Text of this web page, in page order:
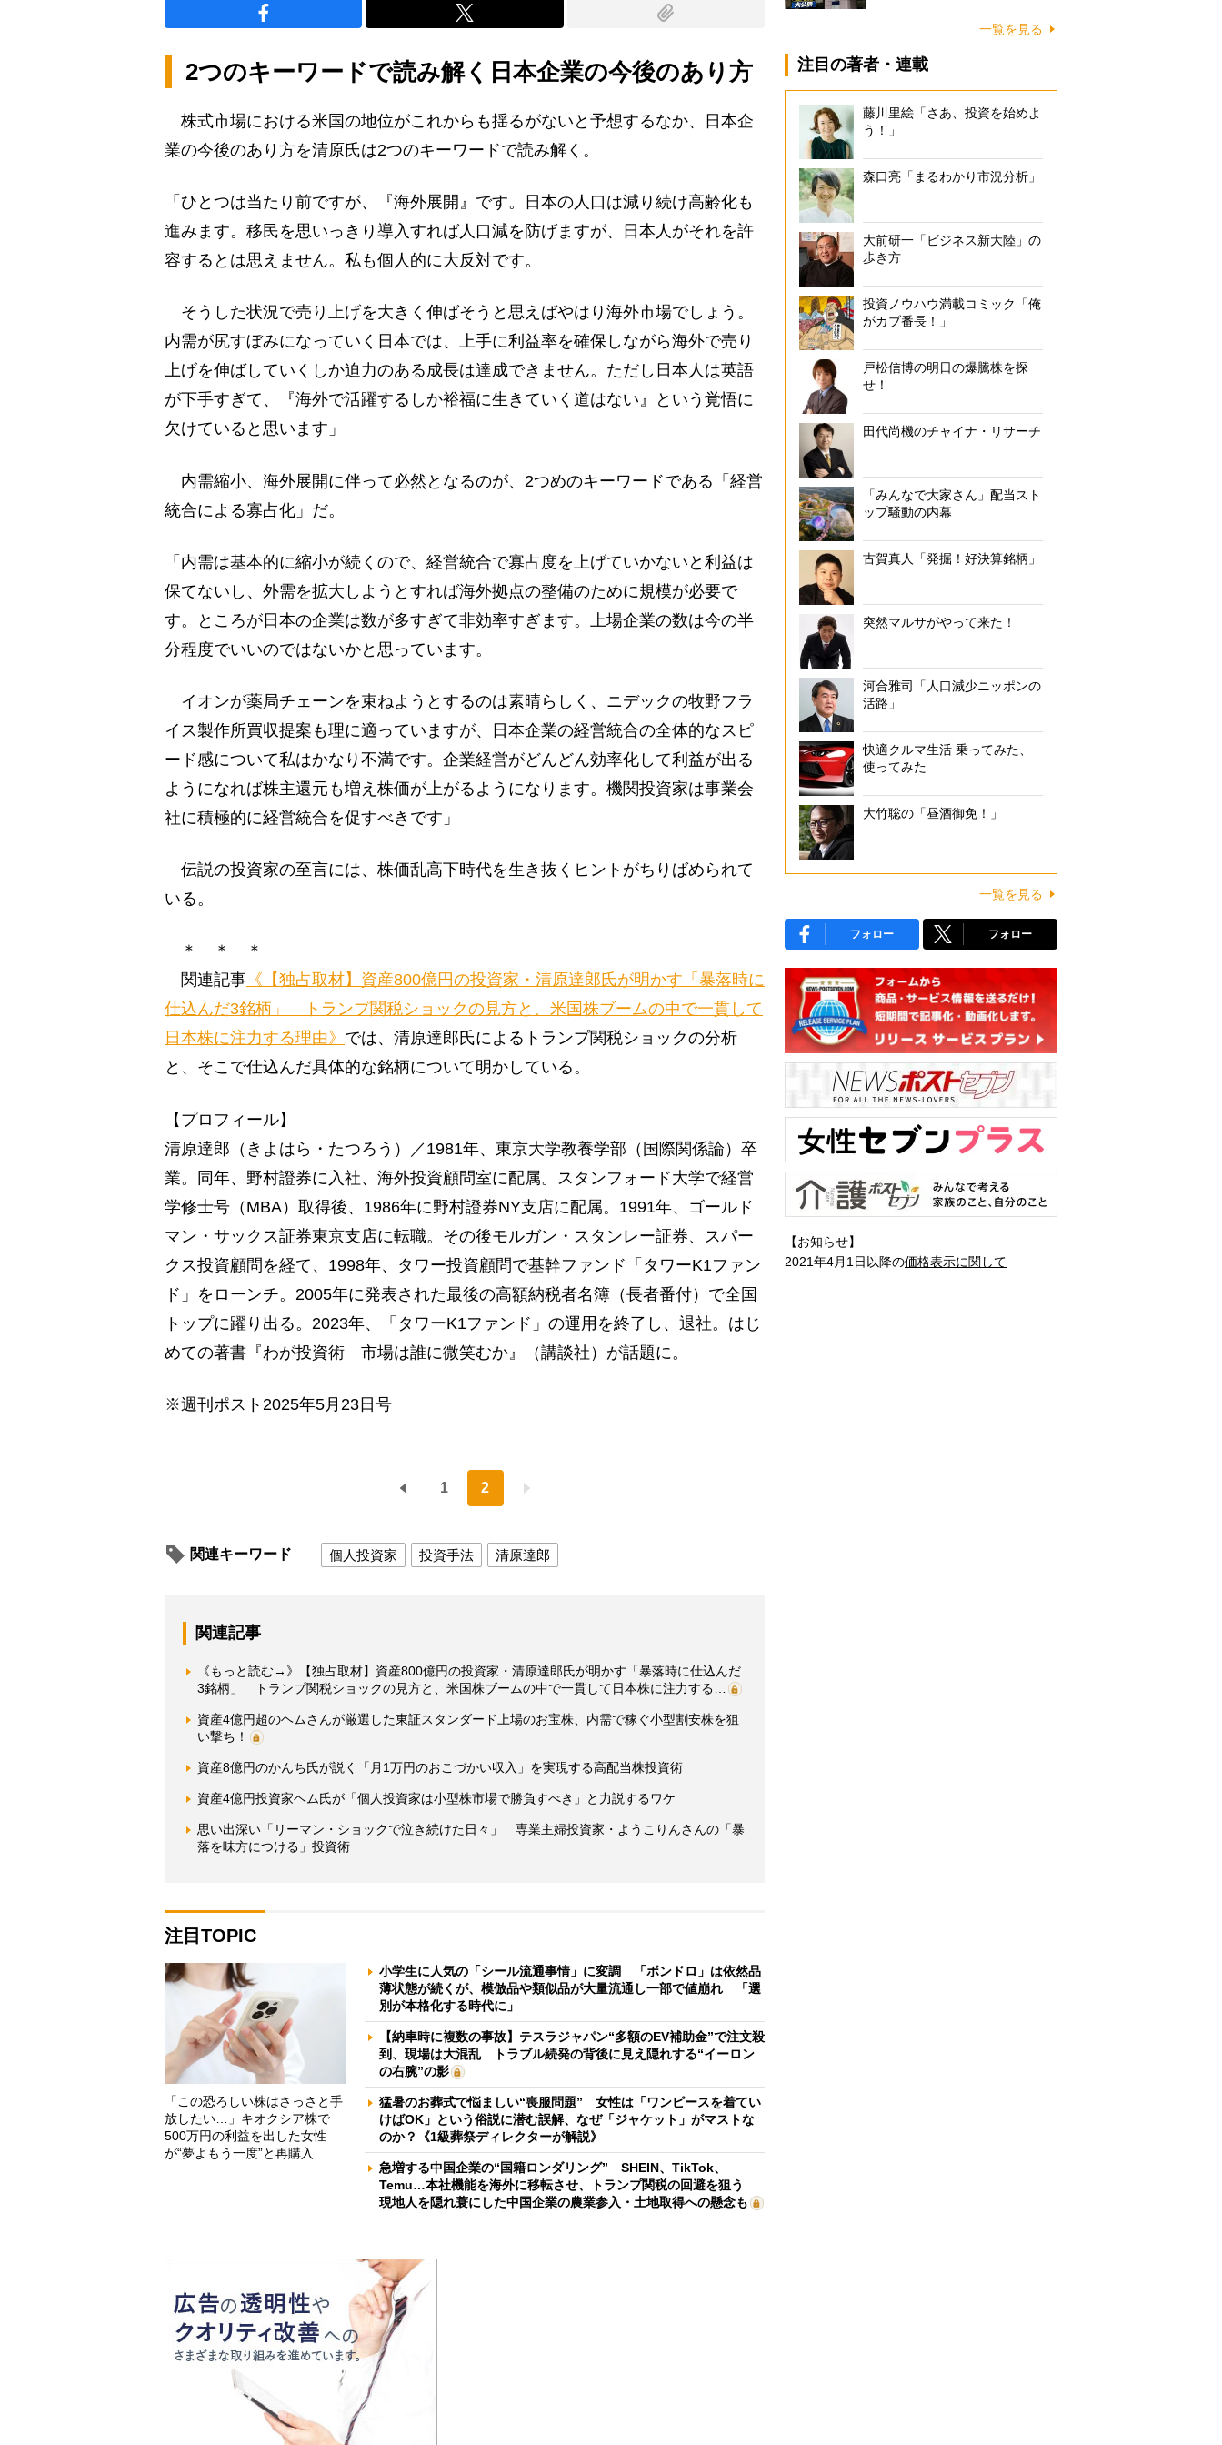
2つのキーワードで読み解く日本企業の今後のあり方
株式市場における米国の地位がこれからも揺るがないと予想するなか、日本企
業の今後のあり方を清原氏は2つのキーワードで読み解く。
「ひとつは当たり前ですが、『海外展開』です。日本の人口は減り続け高齢化も
進みます。移民を思いっきり導入すれば人口減を防げますが、日本人がそれを許
容するとは思えません。私も個人的に大反対です。
そうした状況で売り上げを大きく伸ばそうと思えばやはり海外市場でしょう。
内需が尻すぼみになっていく日本では、上手に利益率を確保しながら海外で売り
上げを伸ばしていくしか迫力のある成長は達成できません。ただし日本人は英語
が下手すぎて、『海外で活躍するしか裕福に生きていく道はない』という覚悟に
欠けていると思います」
内需縮小、海外展開に伴って必然となるのが、2つめのキーワードである「経営
統合による寡占化」だ。
「内需は基本的に縮小が続くので、経営統合で寡占度を上げていかないと利益は
保てないし、外需を拡大しようとすれば海外拠点の整備のために規模が必要で
す。ところが日本の企業は数が多すぎて非効率すぎます。上場企業の数は今の半
分程度でいいのではないかと思っています。
イオンが薬局チェーンを束ねようとするのは素晴らしく、ニデックの牧野フラ
イス製作所買収提案も理に適っていますが、日本企業の経営統合の全体的なスピ
ード感について私はかなり不満です。企業経営がどんどん効率化して利益が出る
ようになれば株主還元も増え株価が上がるようになります。機関投資家は事業会
社に積極的に経営統合を促すべきです」
伝説の投資家の至言には、株価乱高下時代を生き抜くヒントがちりばめられて
いる。
＊ ＊ ＊
関連記事 《【独占取材】資産800億円の投資家・清原達郎氏が明かす「暴落時に
仕込んだ3銘柄」 トランプ関税ショックの見方と、米国株ブームの中で一貫して
日本株に注力する理由》 では、清原達郎氏によるトランプ関税ショックの分析
と、そこで仕込んだ具体的な銘柄について明かしている。
【プロフィール】
清原達郎（きよはら・たつろう）／1981年、東京大学教養学部（国際関係論）卒
業。同年、野村證券に入社、海外投資顧問室に配属。スタンフォード大学で経営
学修士号（MBA）取得後、1986年に野村證券NY支店に配属。1991年、ゴールド
マン・サックス証券東京支店に転職。その後モルガン・スタンレー証券、スパー
クス投資顧問を経て、1998年、タワー投資顧問で基幹ファンド「タワーK1ファン
ド」をローンチ。2005年に発表された最後の高額納税者名簿（長者番付）で全国
トップに躍り出る。2023年、「タワーK1ファンド」の運用を終了し、退社。はじ
めての著書『わが投資術 市場は誰に微笑むか』（講談社）が話題に。
※週刊ポスト2025年5月23日号
1 2
関連キーワード 個人投資家 投資手法 清原達郎
関連記事
《もっと読む→》【独占取材】資産800億円の投資家・清原達郎氏が明かす「暴落時に仕込んだ
3銘柄」 トランプ関税ショックの見方と、米国株ブームの中で一貫して日本株に注力する…
資産4億円超のヘムさんが厳選した東証スタンダード上場のお宝株、内需で稼ぐ小型割安株を狙
い撃ち！
資産8億円のかんち氏が説く「月1万円のおこづかい収入」を実現する高配当株投資術
資産4億円投資家ヘム氏が「個人投資家は小型株市場で勝負すべき」と力説するワケ
思い出深い「リーマン・ショックで泣き続けた日々」 専業主婦投資家・ようこりんさんの「暴
落を味方につける」投資術
注目TOPIC
「この恐ろしい株はさっさと手
放したい…」キオクシア株で
500万円の利益を出した女性
が“夢よもう一度”と再購入
小学生に人気の「シール流通事情」に変調 「ボンドロ」は依然品
薄状態が続くが、模倣品や類似品が大量流通し一部で値崩れ 「選
別が本格化する時代に」
【納車時に複数の事故】テスラジャパン“多額のEV補助金”で注文殺
到、現場は大混乱 トラブル続発の背後に見え隠れする“イーロン
の右腕”の影
猛暑のお葬式で悩ましい“喪服問題” 女性は「ワンピースを着てい
けばOK」という俗説に潜む誤解、なぜ「ジャケット」がマストな
のか？《1級葬祭ディレクターが解説》
急増する中国企業の“国籍ロンダリング” SHEIN、TikTok、
Temu…本社機能を海外に移転させ、トランプ関税の回避を狙う
現地人を隠れ蓑にした中国企業の農業参入・土地取得への懸念も
一覧を見る
注目の著者・連載
藤川里絵「さあ、投資を始めよ
う！」
森口亮「まるわかり市況分析」
大前研一「ビジネス新大陸」の
歩き方
投資ノウハウ満載コミック「俺
がカブ番長！」
戸松信博の明日の爆騰株を探
せ！
田代尚機のチャイナ・リサーチ
「みんなで大家さん」配当スト
ップ騒動の内幕
古賀真人「発掘！好決算銘柄」
突然マルサがやって来た！
河合雅司「人口減少ニッポンの
活路」
快適クルマ生活 乗ってみた、
使ってみた
大竹聡の「昼酒御免！」
一覧を見る
フォロー フォロー
【お知らせ】
2021年4月1日以降の価格表示に関して